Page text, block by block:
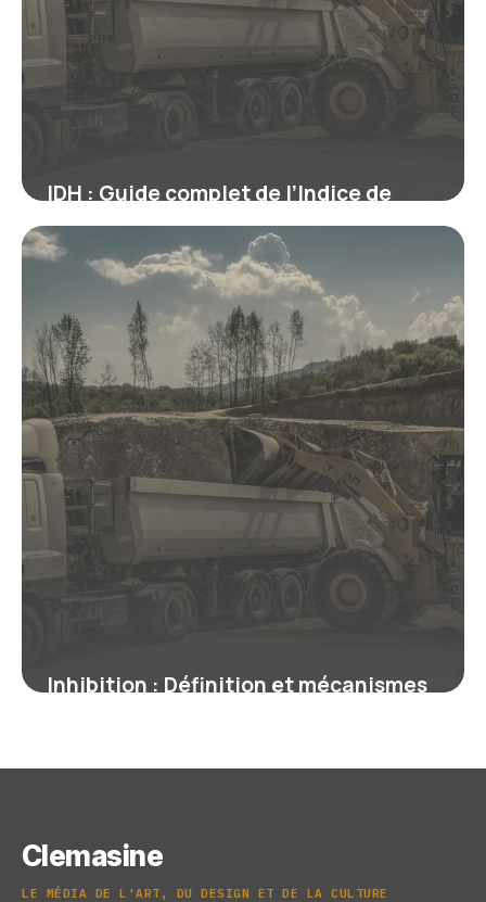
IDH : Guide complet de l’Indice de
Développement
22 juin 2026
Inhibition : Définition et mécanismes
Clemasine
LE MÉDIA DE L'ART, DU DESIGN ET DE LA CULTURE